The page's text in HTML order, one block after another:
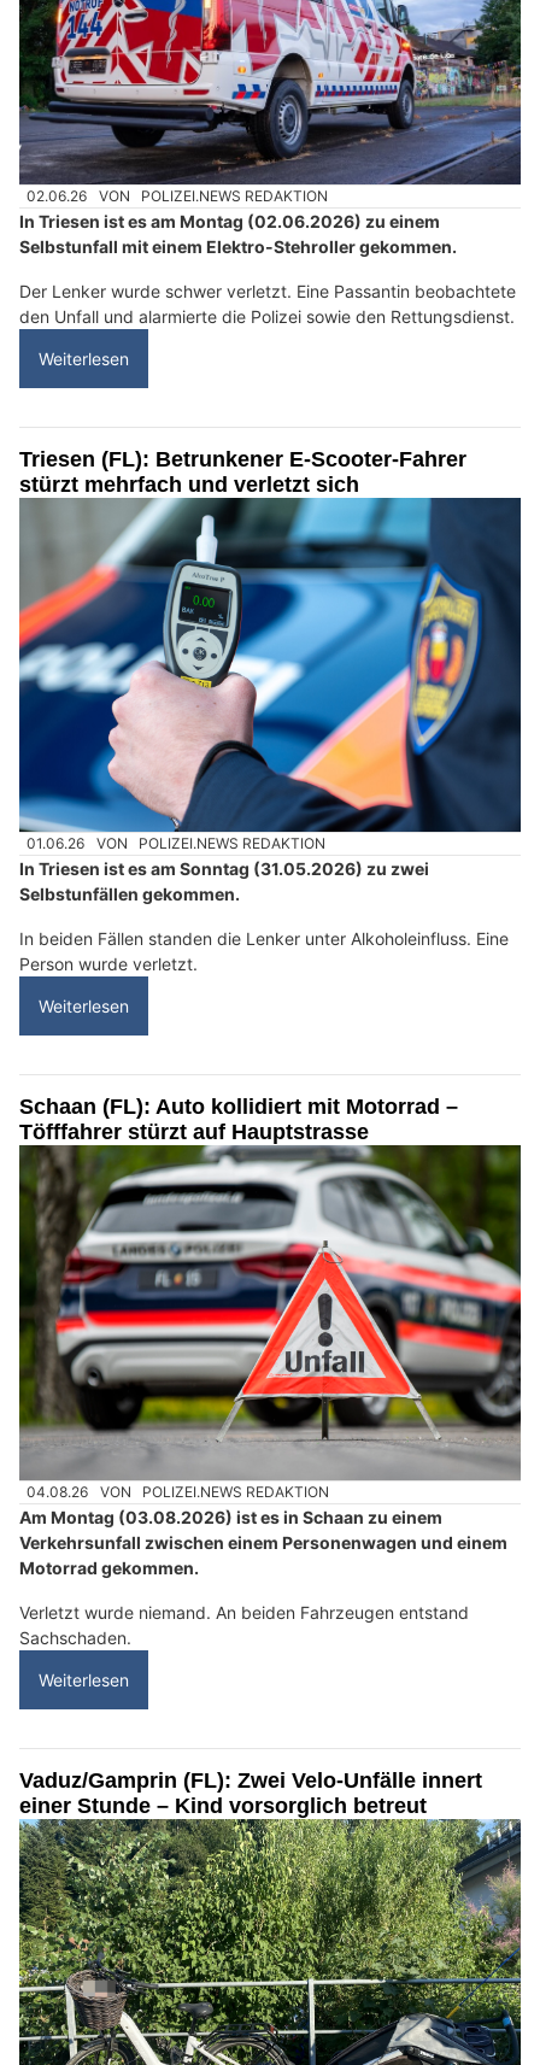
02.06.26 VON POLIZEI.NEWS REDAKTION
In Triesen ist es am Montag (02.06.2026) zu einem
Selbstunfall mit einem Elektro-Stehroller gekommen.
Der Lenker wurde schwer verletzt. Eine Passantin beobachtete
den Unfall und alarmierte die Polizei sowie den Rettungsdienst.
Weiterlesen
Triesen (FL): Betrunkener E-Scooter-Fahrer
stürzt mehrfach und verletzt sich
01.06.26 VON POLIZEI.NEWS REDAKTION
In Triesen ist es am Sonntag (31.05.2026) zu zwei
Selbstunfällen gekommen.
In beiden Fällen standen die Lenker unter Alkoholeinfluss. Eine
Person wurde verletzt.
Weiterlesen
Schaan (FL): Auto kollidiert mit Motorrad –
Töfffahrer stürzt auf Hauptstrasse
04.08.26 VON POLIZEI.NEWS REDAKTION
Am Montag (03.08.2026) ist es in Schaan zu einem
Verkehrsunfall zwischen einem Personenwagen und einem
Motorrad gekommen.
Verletzt wurde niemand. An beiden Fahrzeugen entstand
Sachschaden.
Weiterlesen
Vaduz/Gamprin (FL): Zwei Velo-Unfälle innert
einer Stunde – Kind vorsorglich betreut